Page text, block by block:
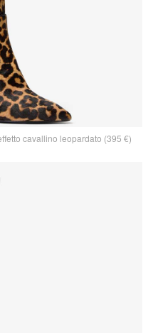
cavallino leopardato (395 €)